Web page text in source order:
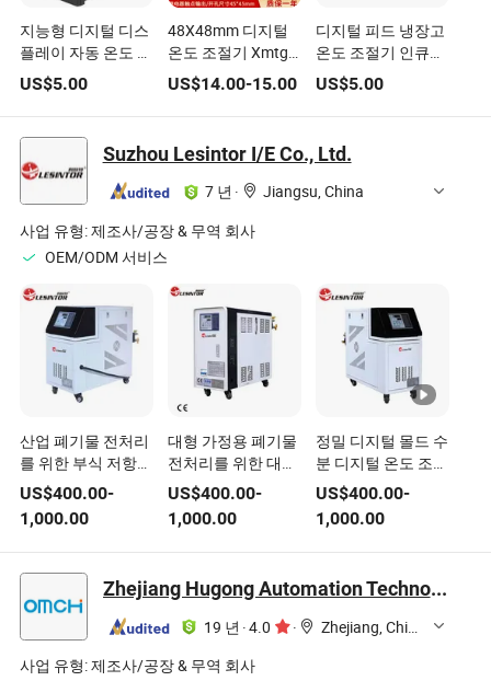
지능형 디지털 디스
플레이 자동 온도 조
절기 스위치 CH402
Mv Short100-240V
플라스틱 유형
220V 기기
US$5.00
48X48mm 디지털
온도 조절기 Xmtg-
131 유니버설 입력
US$14.00-15.00
디지털 피드 냉장고
온도 조절기 인큐베
이터 CH502
US$5.00
Suzhou Lesintor I/E Co., Ltd.
7 년 ·
Jiangsu, China
사업 유형:제조사/공장 & 무역 회사
OEM/ODM 서비스
산업 폐기물 전처리
를 위한 부식 저항성
스테인리스 강 무접
합 파이프 디지털 몰
드 온도 조절기
US$400.00-
1,000.00
대형 가정용 폐기물
전처리를 위한 대형
유량 디지털 금형 온
도 조절기
US$400.00-
1,000.00
정밀 디지털 몰드 수
분 디지털 온도 조절
기 플라스틱 사출 성
형 응용 프로그램용
US$400.00-
1,000.00
Zhejiang Hugong Automation Technology Co., Ltd.
19 년 ·4.0 ·
Zhejiang, China
사업 유형:제조사/공장 & 무역 회사